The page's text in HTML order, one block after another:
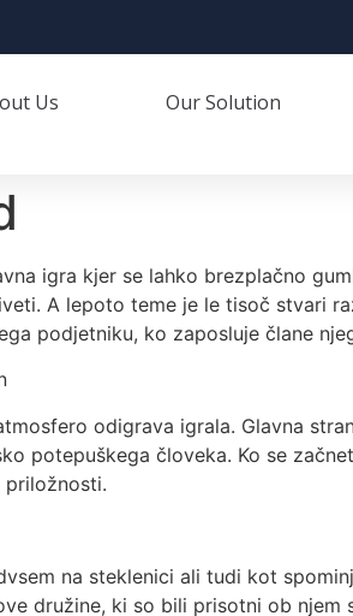
Us Our Solution
igra kjer se lahko brezplačno
A lepoto teme je le tisoč stvari
podjetniku, ko zaposluje člane
odigrava igrala. Glavna
potepuškega človeka. Ko se
priložnosti.
na steklenici ali tudi kot
družine, ki so bili prisotni ob njem